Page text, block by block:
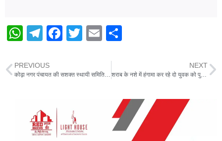
W
at
s
p
T
e
g
m
F
e
o
o
T
er
E
ai
l e
PREVIOUS
कोढ़ा नगर पंचायत की सशक्त स्थायी समिति में तीन वार्ड पार्षद निर्विरोध निर्वाचित
NEXT
शराब के नशे में हंगामा कर रहे दो युवक को पुलिस ने किया गिरफ्तार